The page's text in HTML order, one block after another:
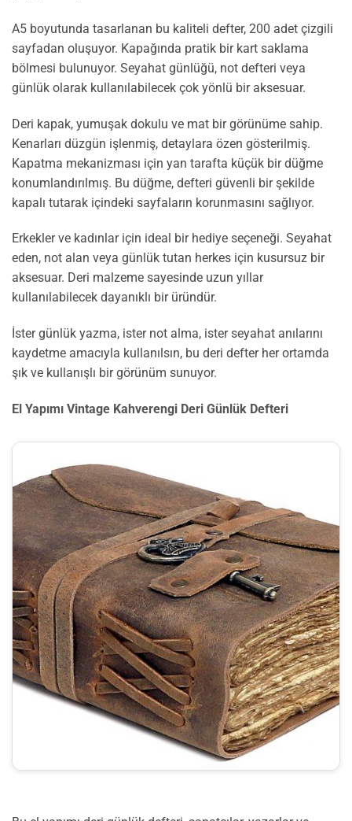
A5 boyutunda tasarlanan bu kaliteli defter, 200 adet çizgili
sayfadan oluşuyor. Kapağında pratik bir kart saklama
bölmesi bulunuyor. Seyahat günlüğü, not defteri veya
günlük olarak kullanılabilecek çok yönlü bir aksesuar.
Deri kapak, yumuşak dokulu ve mat bir görünüme sahip.
Kenarları düzgün işlenmiş, detaylara özen gösterilmiş.
Kapatma mekanizması için yan tarafta küçük bir düğme
konumlandırılmış. Bu düğme, defteri güvenli bir şekilde
kapalı tutarak içindeki sayfaların korunmasını sağlıyor.
Erkekler ve kadınlar için ideal bir hediye seçeneği. Seyahat
eden, not alan veya günlük tutan herkes için kusursuz bir
aksesuar. Deri malzeme sayesinde uzun yıllar
kullanılabilecek dayanıklı bir üründür.
İster günlük yazma, ister not alma, ister seyahat anılarını
kaydetme amacıyla kullanılsın, bu deri defter her ortamda
şık ve kullanışlı bir görünüm sunuyor.
El Yapımı Vintage Kahverengi Deri Günlük Defteri